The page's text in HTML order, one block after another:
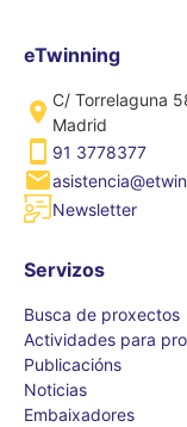
eTwinning
C/ Torrelaguna
Madrid
91 3778377
Newsletter
Servizos
Busca de proxectos
Actividades para
Publicacións
Noticias
Embaixadores